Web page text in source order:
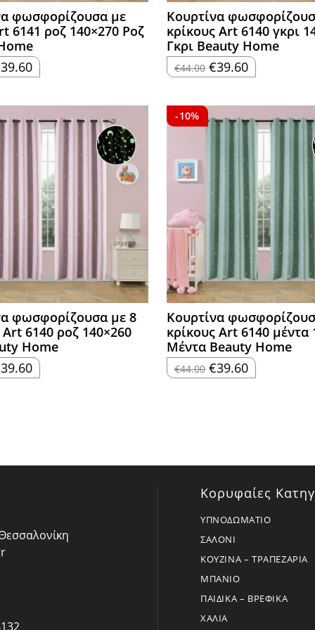
φωσφορίζουσα με
6141 ροζ 140×270 Ροζ
39.60Η
τρέχουσα
€39.60.
Κουρτίνα
κρίκους Art 6140 γκρι
Γκρι Beauty Home
€44.00 Original
price
€39.60Η
τρέχουσα
€39.60.
φωσφορίζουσα με 8
Art 6140 ροζ 140×260
Home
39.60Η
τρέχουσα
-10%
Κουρτίνα
κρίκους Art 6140 μέντα
Μέντα Beauty Home
€44.00 Original
price
€39.60Η
τρέχουσα
Κορυφαίες
ΥΠΝΟΔΩΜΑΤΙΟ
ΣΑΛΟΝΙ
ΚΟΥΖΙΝΑ – ΤΡΑΠΕΖΑΡΙΑ
ΜΠΑΝΙΟ
ΠΑΙΔΙΚΑ – ΒΡΕΦΙΚΑ
ΧΑΛΙΑ